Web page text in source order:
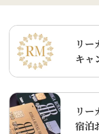
リー
キャ
リー
宿泊